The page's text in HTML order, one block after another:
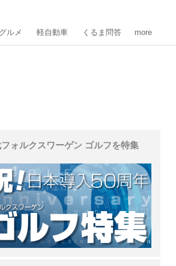
ルメ 軽自動車 くるま問答 more
ォルクスワーゲン ゴルフを特集